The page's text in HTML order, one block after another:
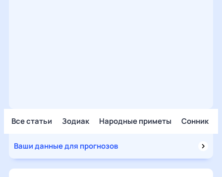
Все статьи Зодиак Народные приметы Сонник
Ваши данные для прогнозов